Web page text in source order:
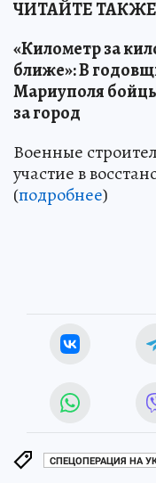
ЧИТАЙТЕ ТАКЖЕ
«Километр за
ближе»: В
Мариуполя
за город
Военные
участие в
(подробнее)
СПЕЦОПЕРАЦИЯ НА